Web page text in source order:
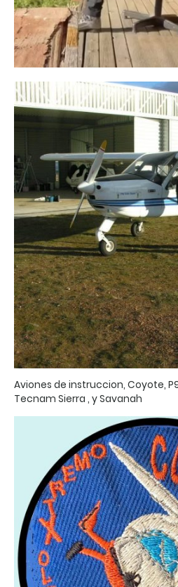
Aviones de instruccion, Coyote,
Tecnam Sierra , y Savanah